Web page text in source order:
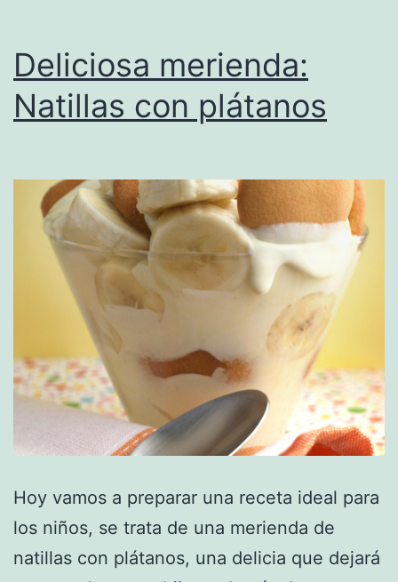
Deliciosa merienda:
Natillas con plátanos
Hoy vamos a preparar una receta ideal para
los niños, se trata de una merienda de
natillas con plátanos, una delicia que dejará